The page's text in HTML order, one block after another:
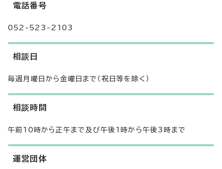
電話番号
052-523-2103
相談日
毎週月曜日から金曜日まで（祝日等を除く）
相談時間
午前10時から正午まで及び午後1時から午後3時まで
運営団体